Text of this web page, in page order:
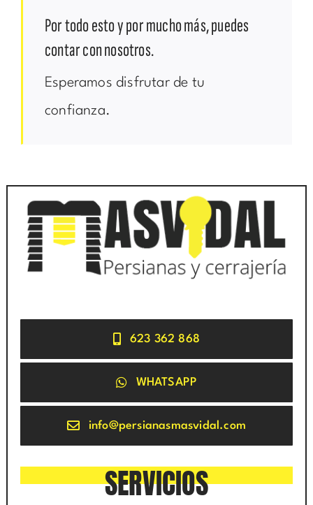
Por todo esto y por mucho más, puedes
contar con nosotros.
Esperamos disfrutar de tu
confianza.
623 362 868
WHATSAPP
info@persianasmasvidal.com
SERVICIOS